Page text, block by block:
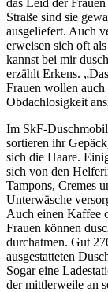
das Leid der
Straße sind sie
ausgeliefert. Auch
erweisen sich oft
kannst bei mir
erzählt Erkens.
Frauen wollen auch
Obdachlosigkeit
Im SkF-
sortieren ihr
sich die Haare.
sich von den
Tampons, Cremes
Unterwäsche
Auch einen Kaffee
Frauen können
durchatmen. Gut
ausgestatteten
Sogar eine
der mittlerweile an